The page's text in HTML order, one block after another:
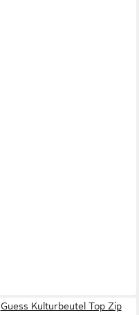
Guess Kulturbeutel Top Zip